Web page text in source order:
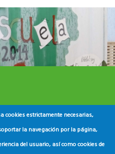
cookies estrictamente necesarias,
la navegación por la página,
del usuario, así como cookies de